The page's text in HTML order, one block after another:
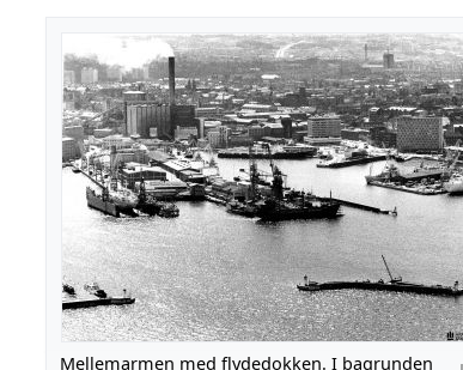
Mellemarmen med flydedokken. I bagrunden